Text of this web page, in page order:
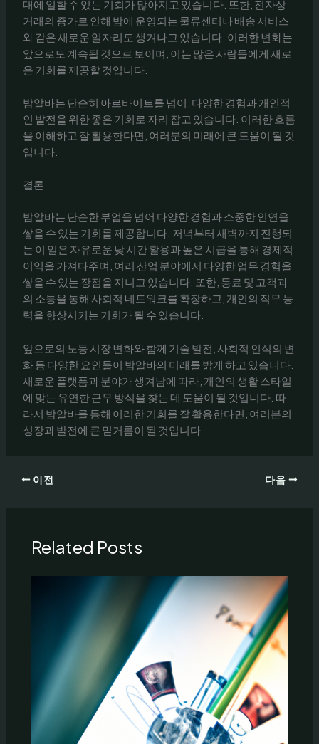
대에 일할 수 있는 기회가 많아지고 있습니다. 또한, 전자상
거래의 증가로 인해 밤에 운영되는 물류센터나 배송 서비스
와 같은 새로운 일자리도 생겨나고 있습니다. 이러한 변화는
앞으로도 계속될 것으로 보이며, 이는 많은 사람들에게 새로
운 기회를 제공할 것입니다.
밤알바는 단순히 아르바이트를 넘어, 다양한 경험과 개인적
인 발전을 위한 좋은 기회로 자리 잡고 있습니다. 이러한 흐름
을 이해하고 잘 활용한다면, 여러분의 미래에 큰 도움이 될 것
입니다.
결론
밤알바는 단순한 부업을 넘어 다양한 경험과 소중한 인연을
쌓을 수 있는 기회를 제공합니다. 저녁부터 새벽까지 진행되
는 이 일은 자유로운 낮 시간 활용과 높은 시급을 통해 경제적
이익을 가져다주며, 여러 산업 분야에서 다양한 업무 경험을
쌓을 수 있는 장점을 지니고 있습니다. 또한, 동료 및 고객과
의 소통을 통해 사회적 네트워크를 확장하고, 개인의 직무 능
력을 향상시키는 기회가 될 수 있습니다.
앞으로의 노동 시장 변화와 함께 기술 발전, 사회적 인식의 변
화 등 다양한 요인들이 밤알바의 미래를 밝게 하고 있습니다.
새로운 플랫폼과 분야가 생겨남에 따라, 개인의 생활 스타일
에 맞는 유연한 근무 방식을 찾는 데 도움이 될 것입니다. 따
라서 밤알바를 통해 이러한 기회를 잘 활용한다면, 여러분의
성장과 발전에 큰 밑거름이 될 것입니다.
이전 다음
Related Posts